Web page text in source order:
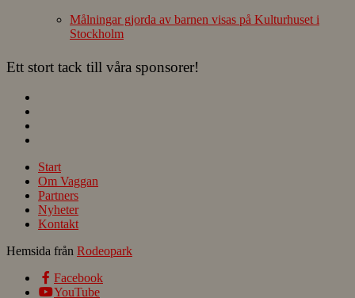
Målningar gjorda av barnen visas på Kulturhuset i
Stockholm
Ett stort tack till våra sponsorer!
Start
Om Vaggan
Partners
Nyheter
Kontakt
Hemsida från Rodeopark
Facebook
YouTube